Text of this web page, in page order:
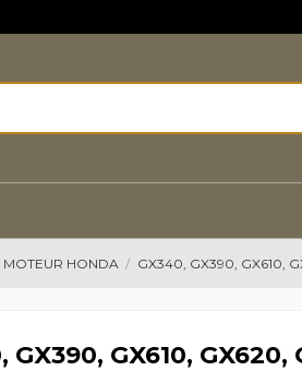
HONDA GX340, GX390, GX610,
GX390, GX610, GX620,